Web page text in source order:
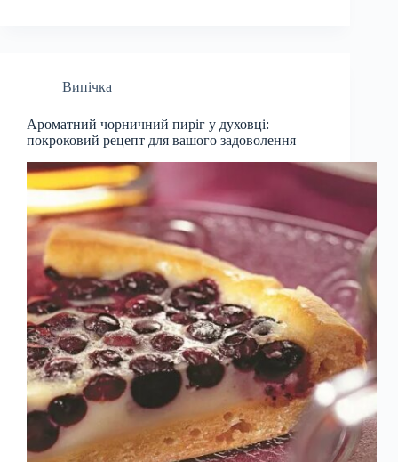
Випічка
Ароматний чорничний пиріг у духовці:
покроковий рецепт для вашого задоволення